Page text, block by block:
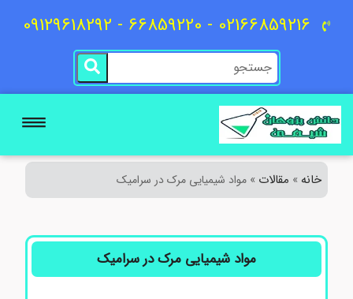
02166859216 - 66859220 - 09129618292
خانه»مقالات»مواد شیمیایی مرک در سرامیک
مواد شیمیایی مرک در سرامیک